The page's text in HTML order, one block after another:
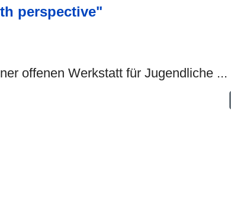
perspective"
offenen Werkstatt für Jugendliche ...